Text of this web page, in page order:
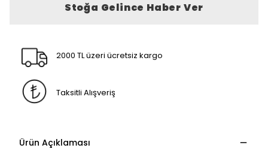
Stoğa Gelince Haber Ver
2000 TL üzeri ücretsiz kargo
Taksitli Alışveriş
Ürün Açıklaması